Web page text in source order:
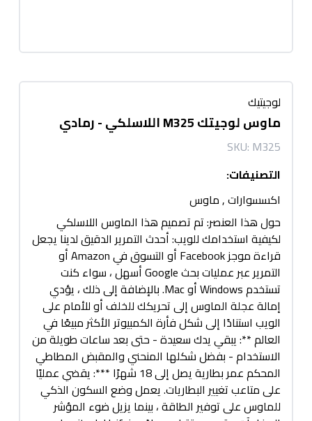
لوجيتيك
ماوس لوجيتك M325 اللاسلكي - رمادي
SKU: M325
التصنيفات:
اكسسوارات,ماوس
حول هذا العنصر: تم تصميم هذا الماوس اللاسلكي
لكيفية استخدامك للويب: أحدث التمرير الدقيق لدينا يجعل
قراءة موجز Facebook أو التسوق في Amazon أو
التمرير عبر عمليات بحث Google أسهل ، سواء كنت
تستخدم Windows أو Mac. بالإضافة إلى ذلك ، يؤدي
إمالة عجلة الماوس إلى تحريكك للخلف أو للأمام على
الويب استنادًا إلى شكل فأرة الكمبيوتر الأكثر مبيعًا في
العالم **: يبقي يدك سعيدة - حتى بعد ساعات طويلة من
الاستخدام - بفضل شكلها المنحني والمقبض المطاطي
المحكم عمر بطارية يصل إلى 18 شهرًا ***: يقضي عمليًا
على متاعب تغيير البطاريات. يعمل وضع السكون الذكي
للماوس على توفير الطاقة ، بينما يزيل ضوء المؤشر